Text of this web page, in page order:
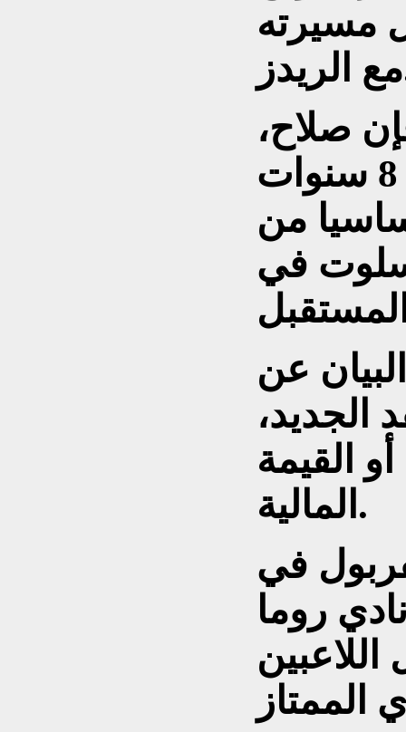
مسيرته
صلاح،
الذي خاض مع الفريق 8 سنوات
من
في
عن
الجديد،
القيمة
المالية.
في
نادي روما